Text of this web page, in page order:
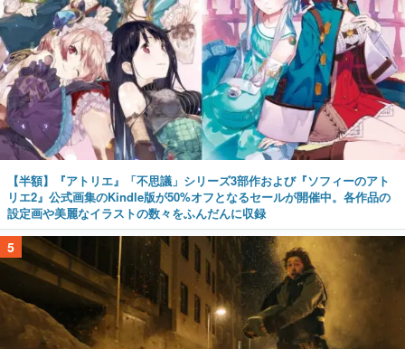
【半額】『アトリエ』「不思議」シリーズ3部作および『ソフィーのアト
リエ2』公式画集のKindle版が50%オフとなるセールが開催中。各作品の
設定画や美麗なイラストの数々をふんだんに収録
5